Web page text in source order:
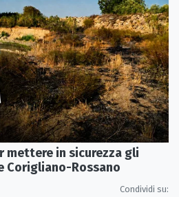
mettere in sicurezza gli
Corigliano-Rossano
Condividi su: